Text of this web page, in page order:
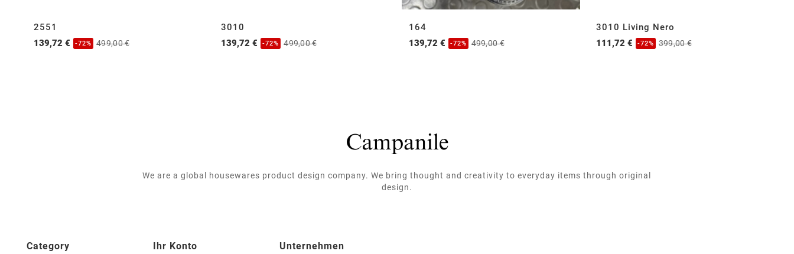
2551
139,72 €
-72% 499,00 €
3010
139,72 €
-72% 499,00 €
164
139,72 €
-72% 499,00 €
3010 Living Nero
111,72 €
-72% 399,00 €
We are a global housewares product design company. We bring thought and creativity to everyday items through original
design.
Category Ihr Konto Unternehmen